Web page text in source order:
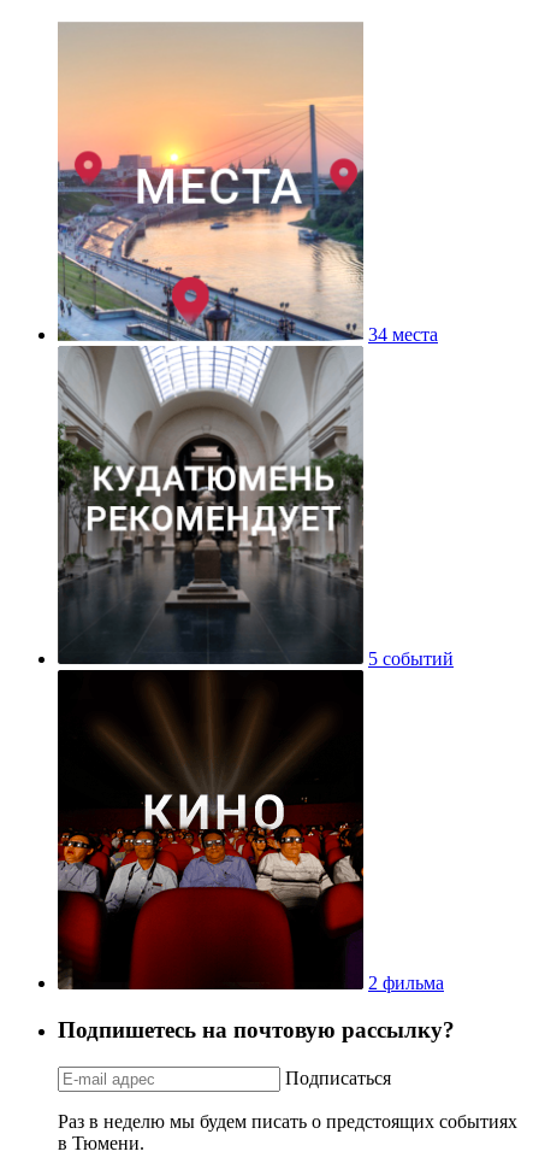
34 места
5 событий
2 фильма
Подпишетесь на почтовую рассылку?
Подписаться
Раз в неделю мы будем писать о предстоящих событиях
в Тюмени.